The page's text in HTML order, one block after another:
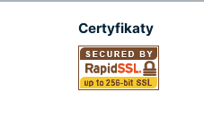
Certyfikaty